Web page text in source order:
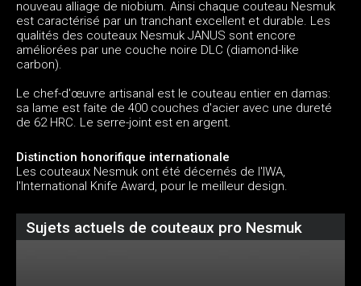
nouveau alliage de niobium. Ainsi chaque couteau Nesmuk
est caractérisé par un tranchant excellent et durable. Les
qualités des couteaux Nesmuk JANUS sont encore
améliorées par une couche noire DLC (diamond-like
carbon).
Le chef-d'œuvre artisanal est le couteau entier en damas:
sa lame est faite de 400 couches d'acier avec une dureté
de 62 HRC. Le serre-joint est en argent.
Distinction honorifique internationale
Les couteaux Nesmuk ont été décernés de l'IWA,
l'International Knife Award, pour le meilleur design.
Sujets actuels de couteaux pro Nesmuk